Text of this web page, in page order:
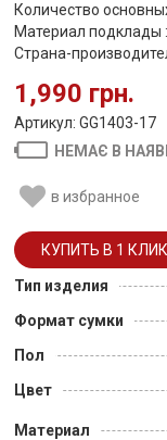
Количество
Материал подклады
Страна-
1,990 грн.
Артикул: GG1403-17
НЕМАЄ В
в избранное
Тип изделия
Формат сумки
Пол
Цвет
Материал